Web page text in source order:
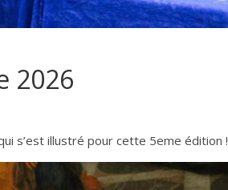
2026
s’est illustré pour cette 5eme édition !